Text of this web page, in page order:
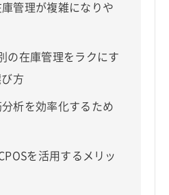
管理が複雑になりや
の在庫管理をラクにす
方
析を効率化するため
を活用するメリッ